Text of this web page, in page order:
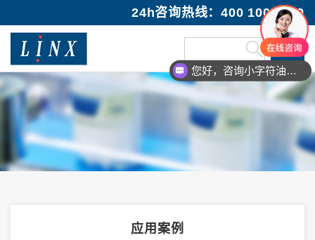
24h咨询热线：400 100 1089
应用案例
您好，咨询小字符油墨喷码机